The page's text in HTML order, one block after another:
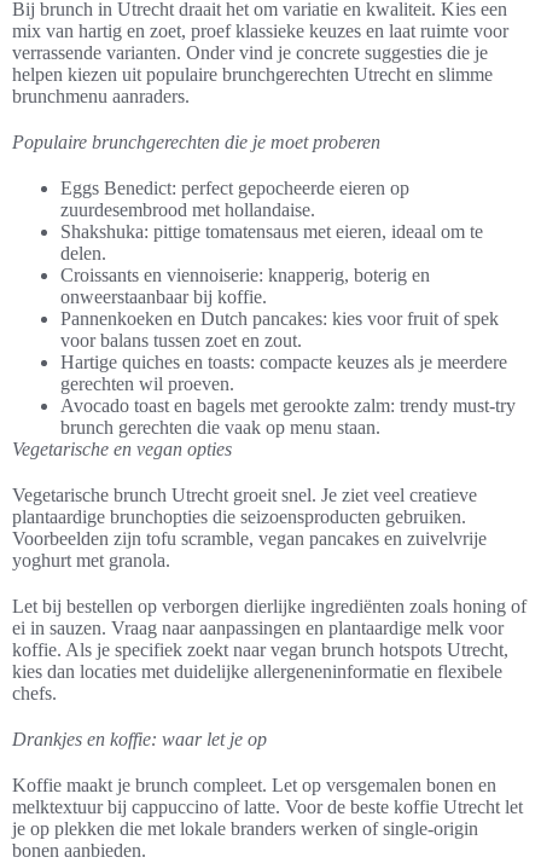
Bij brunch in Utrecht draait het om variatie en kwaliteit. Kies een
mix van hartig en zoet, proef klassieke keuzes en laat ruimte voor
verrassende varianten. Onder vind je concrete suggesties die je
helpen kiezen uit populaire brunchgerechten Utrecht en slimme
brunchmenu aanraders.
Populaire brunchgerechten die je moet proberen
Eggs Benedict: perfect gepocheerde eieren op
zuurdesembrood met hollandaise.
Shakshuka: pittige tomatensaus met eieren, ideaal om te
delen.
Croissants en viennoiserie: knapperig, boterig en
onweerstaanbaar bij koffie.
Pannenkoeken en Dutch pancakes: kies voor fruit of spek
voor balans tussen zoet en zout.
Hartige quiches en toasts: compacte keuzes als je meerdere
gerechten wil proeven.
Avocado toast en bagels met gerookte zalm: trendy must-try
brunch gerechten die vaak op menu staan.
Vegetarische en vegan opties
Vegetarische brunch Utrecht groeit snel. Je ziet veel creatieve
plantaardige brunchopties die seizoensproducten gebruiken.
Voorbeelden zijn tofu scramble, vegan pancakes en zuivelvrije
yoghurt met granola.
Let bij bestellen op verborgen dierlijke ingrediënten zoals honing of
ei in sauzen. Vraag naar aanpassingen en plantaardige melk voor
koffie. Als je specifiek zoekt naar vegan brunch hotspots Utrecht,
kies dan locaties met duidelijke allergeneninformatie en flexibele
chefs.
Drankjes en koffie: waar let je op
Koffie maakt je brunch compleet. Let op versgemalen bonen en
melktextuur bij cappuccino of latte. Voor de beste koffie Utrecht let
je op plekken die met lokale branders werken of single-origin
bonen aanbieden.